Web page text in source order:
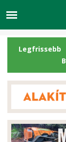
Legfrissebb